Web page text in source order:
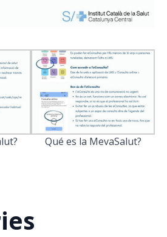
Qué es la MevaSalut?